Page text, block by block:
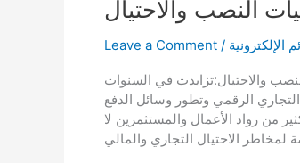
النصب والاحتيال
Leave a Comment / الإلكترونية
والاحتيال:تزايدت في السنوات
الرقمي وتطور وسائل الدفع
من رواد الأعمال والمستثمرين لا